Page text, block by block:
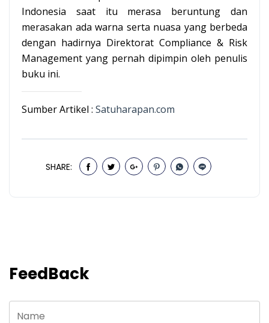
Indonesia saat itu merasa beruntung dan
merasakan ada warna serta nuasa yang berbeda
dengan hadirnya Direktorat Compliance & Risk
Management yang pernah dipimpin oleh penulis
buku ini.
Sumber Artikel : Satuharapan.com
SHARE:
FeedBack